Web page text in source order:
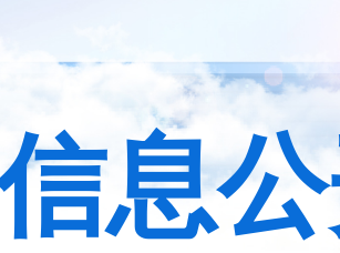
息